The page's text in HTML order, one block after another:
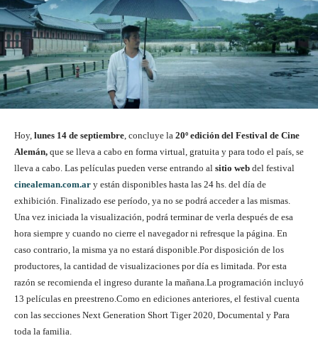
Hoy, lunes 14 de septiembre , concluye la 20º edición del Festival de Cine
Alemán, que se lleva a cabo en forma virtual, gratuita y para todo el país, se
lleva a cabo. Las películas pueden verse entrando al sitio web del festival
cinealeman.com.ar y están disponibles hasta las 24 hs. del día de
exhibición. Finalizado ese período, ya no se podrá acceder a las mismas.
Una vez iniciada la visualización, podrá terminar de verla después de esa
hora siempre y cuando no cierre el navegador ni refresque la página. En
caso contrario, la misma ya no estará disponible.Por disposición de los
productores, la cantidad de visualizaciones por día es limitada. Por esta
razón se recomienda el ingreso durante la mañana.La programación incluyó
13 películas en preestreno.Como en ediciones anteriores, el festival cuenta
con las secciones Next Generation Short Tiger 2020, Documental y Para
toda la familia.